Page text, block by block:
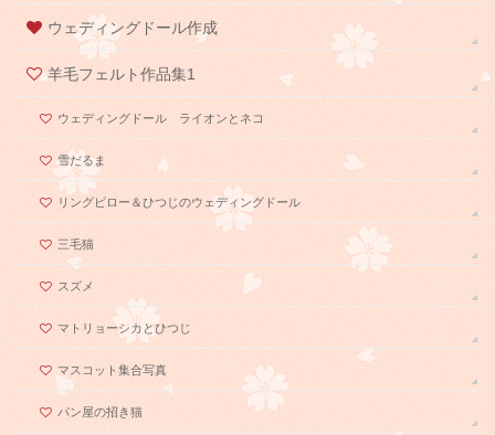
ウェディングドール作成
羊毛フェルト作品集1
ウェディングドール ライオンとネコ
雪だるま
リングピロー＆ひつじのウェディングドール
三毛猫
スズメ
マトリョーシカとひつじ
マスコット集合写真
パン屋の招き猫